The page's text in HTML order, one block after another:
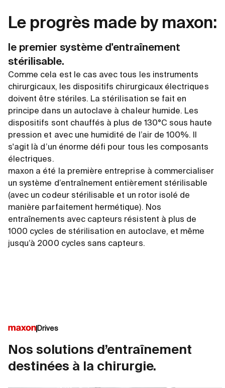
Le progrès made by maxon:
le premier système d'entraînement
stérilisable.
Comme cela est le cas avec tous les instruments
chirurgicaux, les dispositifs chirurgicaux électriques
doivent être stériles. La stérilisation se fait en
principe dans un autoclave à chaleur humide. Les
dispositifs sont chauffés à plus de 130°C sous haute
pression et avec une humidité de l’air de 100%. Il
s'agit là d’un énorme défi pour tous les composants
électriques.
maxon a été la première entreprise à commercialiser
un système d’entraînement entièrement stérilisable
(avec un codeur stérilisable et un rotor isolé de
manière parfaitement hermétique). Nos
entraînements avec capteurs résistent à plus de
1000 cycles de stérilisation en autoclave, et même
jusqu’à 2000 cycles sans capteurs.
Drives
Nos solutions d’entraînement
destinées à la chirurgie.